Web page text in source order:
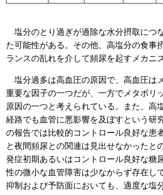
塩分のとり過ぎが過除な水分摂取につ
た可能性がある。その他、高塩分の食事
ランスの乱れを介して頻尿を起すメカニ
塩分過多は高血圧の原因で、高血圧は
重要な因子の一つだが、一方でメタボリ
原因の一つと考えられている。また、高
経路でも血管に悪影響を及ぼすという研
の報告では比較的コントロール良好な患
と夜間頻尿との関連は見出せなかったと
発症初期あるいはコントロール良好な糖
性の微小な血管障害は少なからず存在し
抑制および予防面においても、適度な塩